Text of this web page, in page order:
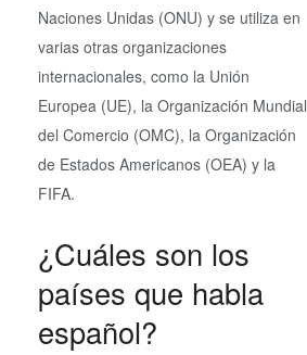
Naciones Unidas (ONU) y se utiliza en
varias otras organizaciones
internacionales, como la Unión
Europea (UE), la Organización Mundial
del Comercio (OMC), la Organización
de Estados Americanos (OEA) y la
FIFA.
¿Cuáles son los
países que habla
español?